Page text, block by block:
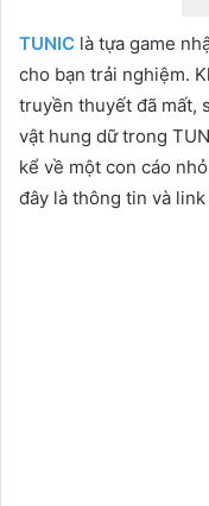
TUNIC là tựa game
cho bạn trải nghiệm.
truyền thuyết đã mất,
vật hung dữ trong
kể về một con cáo
đây là thông tin và